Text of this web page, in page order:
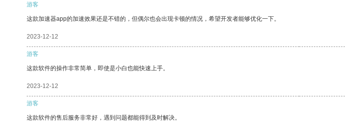
游客
这款加速器app的加速效果还是不错的，但偶尔也会出现卡顿的情况，希望开发者能够优化一下。
2023-12-12
游客
这款软件的操作非常简单，即使是小白也能快速上手。
2023-12-12
游客
这款软件的售后服务非常好，遇到问题都能得到及时解决。